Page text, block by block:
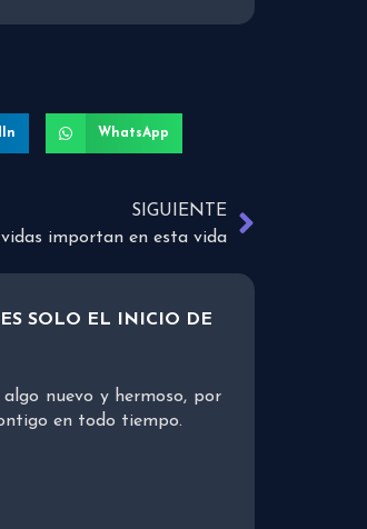
WhatsApp
SIGUIENTE
vidas importan en esta vida
SOLO EL INICIO DE
algo nuevo y hermoso, por
en todo tiempo.